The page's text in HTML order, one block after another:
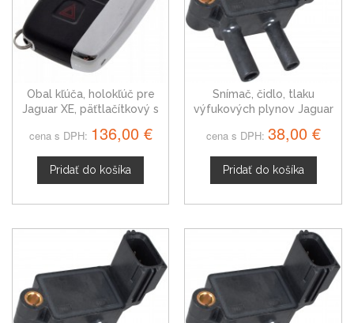
Obal kľúča, holokľúč pre
Jaguar XE, päťtlačítkový s
cena s DPH: 136,00 €
Pridať do košíka
Snímač, čidlo, tlaku
výfukových plynov Jaguar
cena s DPH: 38,00 €
Pridať do košíka